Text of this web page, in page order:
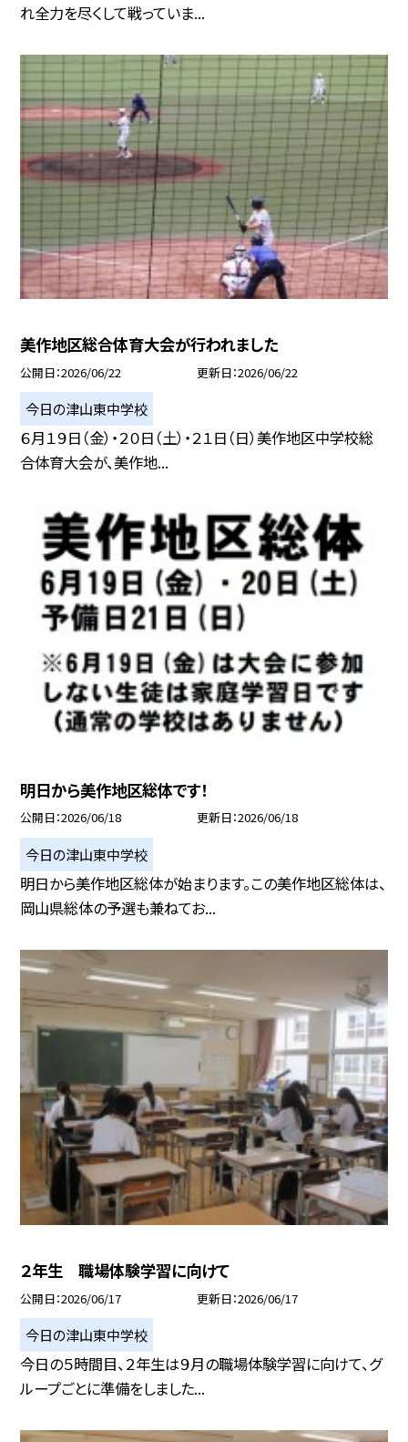
れ全力を尽くして戦っていま...
美作地区総合体育大会が行われました
公開日 2026/06/22 更新日 2026/06/22
今日の津山東中学校
６月１９日（金）・２０日（土）・２１日（日）美作地区中学校総
合体育大会が、美作地...
明日から美作地区総体です！
公開日 2026/06/18 更新日 2026/06/18
今日の津山東中学校
明日から美作地区総体が始まります。この美作地区総体は、
岡山県総体の予選も兼ねてお...
２年生 職場体験学習に向けて
公開日 2026/06/17 更新日 2026/06/17
今日の津山東中学校
今日の５時間目、２年生は９月の職場体験学習に向けて、グ
ループごとに準備をしました...